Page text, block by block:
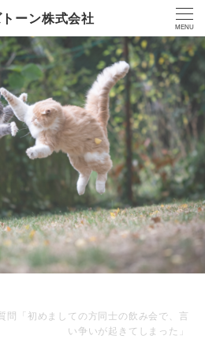
ーン株式会社
MENU
問「初めましての方同士の飲み会で、言
い争いが起きてしまった」